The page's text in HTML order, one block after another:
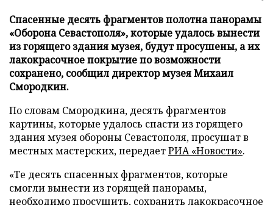
Спасенные десять фрагментов полотна панорамы
«Оборона Севастополя», которые удалось вынести
из горящего здания музея, будут просушены, а их
лакокрасочное покрытие по возможности
сохранено, сообщил директор музея Михаил
Смородкин.
По словам Смородкина, десять фрагментов
картины, которые удалось спасти из горящего
здания музея обороны Севастополя, просушат в
местных мастерских, передаетРИА «Новости».
«Те десять спасенных фрагментов, которые
смогли вынести из горящей панорамы,
необходимо просушить, сохранить лакокрасочное